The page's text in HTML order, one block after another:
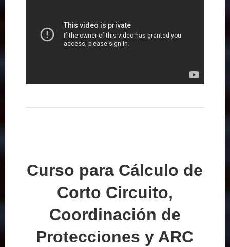
Curso para Cálculo de
Corto Circuito,
Coordinación de
Protecciones y ARC